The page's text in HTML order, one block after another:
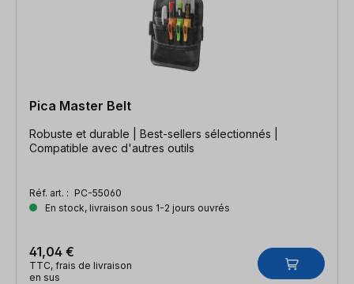
Pica Master Belt
Robuste et durable | Best-sellers sélectionnés |
Compatible avec d'autres outils
Réf. art. : PC-55060
En stock, livraison sous 1-2 jours ouvrés
41,04 €
TTC, frais de livraison
en sus